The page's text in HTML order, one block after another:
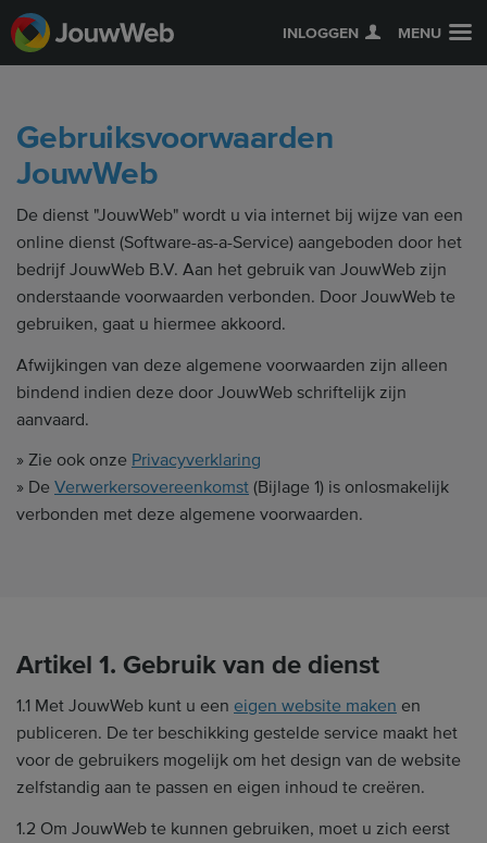
INLOGGEN MENU
Gebruiksvoorwaarden
JouwWeb
De dienst "JouwWeb" wordt u via internet bij wijze van een
online dienst (Software-as-a-Service) aangeboden door het
bedrijf JouwWeb B.V. Aan het gebruik van JouwWeb zijn
onderstaande voorwaarden verbonden. Door JouwWeb te
gebruiken, gaat u hiermee akkoord.
Afwijkingen van deze algemene voorwaarden zijn alleen
bindend indien deze door JouwWeb schriftelijk zijn
aanvaard.
» Zie ook onze Privacyverklaring
» De Verwerkersovereenkomst (Bijlage 1) is onlosmakelijk
verbonden met deze algemene voorwaarden.
Artikel 1. Gebruik van de dienst
1.1 Met JouwWeb kunt u een eigen website maken en
publiceren. De ter beschikking gestelde service maakt het
voor de gebruikers mogelijk om het design van de website
zelfstandig aan te passen en eigen inhoud te creëren.
1.2 Om JouwWeb te kunnen gebruiken, moet u zich eerst